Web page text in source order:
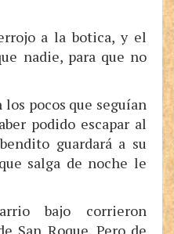
a la botica, y el
nadie, para que no
pocos que seguían
podido escapar al
guardará a su
salga de noche le
bajo corrieron
San Roque. Pero de